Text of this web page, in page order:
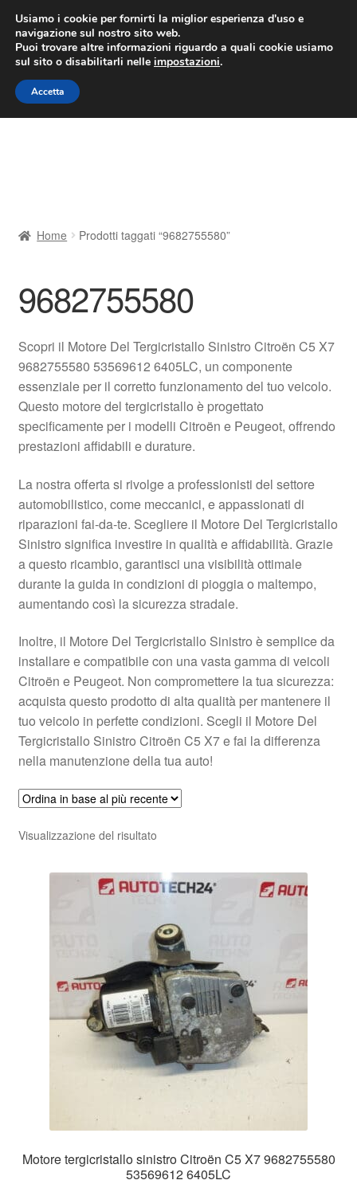
CONSEGNA da 7 EUR
Lun-Ven 9:00 - 16:00/800 580 290
Vai
alla
navigazione
Vai
al
contenuto
Contatto
Il mio account
Pagamenti
Politica sulla riservatezza
Registratore di cassa
Rimostranza
Spedizione in tutto il mondo
Termini e condizioni
Home Prodotti taggati “9682755580”
9682755580
Scopri il Motore Del Tergicristallo Sinistro Citroën C5 X7
9682755580 53569612 6405LC, un componente
essenziale per il corretto funzionamento del tuo veicolo.
Questo motore del tergicristallo è progettato
specificamente per i modelli Citroën e Peugeot, offrendo
prestazioni affidabili e durature.
La nostra offerta si rivolge a professionisti del settore
automobilistico, come meccanici, e appassionati di
riparazioni fai-da-te. Scegliere il Motore Del Tergicristallo
Sinistro significa investire in qualità e affidabilità. Grazie
a questo ricambio, garantisci una visibilità ottimale
durante la guida in condizioni di pioggia o maltempo,
aumentando così la sicurezza stradale.
Inoltre, il Motore Del Tergicristallo Sinistro è semplice da
installare e compatibile con una vasta gamma di veicoli
Citroën e Peugeot. Non compromettere la tua sicurezza:
acquista questo prodotto di alta qualità per mantenere il
tuo veicolo in perfette condizioni. Scegli il Motore Del
Tergicristallo Sinistro Citroën C5 X7 e fai la differenza
nella manutenzione della tua auto!
Visualizzazione del risultato
Motore tergicristallo sinistro Citroën C5 X7 9682755580
53569612 6405LC
Usiamo i cookie per fornirti la miglior esperienza d'uso e
navigazione sul nostro sito web.
Puoi trovare altre informazioni riguardo a quali cookie usiamo
sul sito o disabilitarli nelle impostazioni.
Accetta